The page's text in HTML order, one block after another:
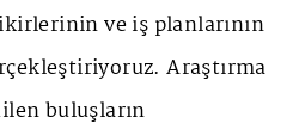
ve iş planlarının
Araştırma
buluşların